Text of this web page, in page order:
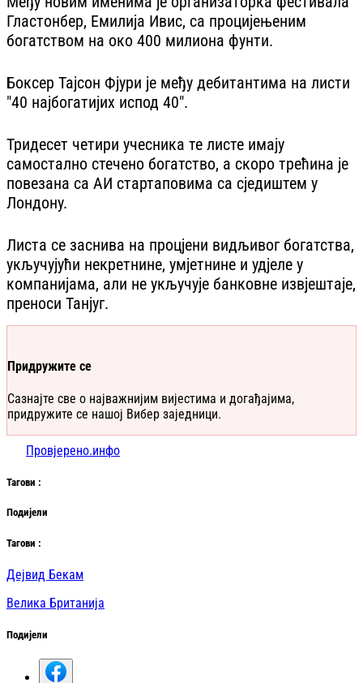
Гластонбер, Емилија Ивис, са процијењеним
богатством на око 400 милиона фунти.
Боксер Тајсон Фјури је међу дебитантима на листи
"40 најбогатијих испод 40".
Тридесет четири учесника те листе имају
самостално стечено богатство, а скоро трећина је
повезана са АИ стартаповима са сједиштем у
Лондону.
Листа се заснива на процјени видљивог богатства,
укључујући некретнине, умјетнине и удјеле у
компанијама, али не укључује банковне извјештаје,
преноси Танјуг.
Придружите се
Сазнајте све о најважнијим вијестима и догађајима,
придружите се нашој Вибер заједници.
Провјерено.инфо
Тагови :
Подијели
Тагови :
Дејвид Бекам
Велика Британија
Подијели